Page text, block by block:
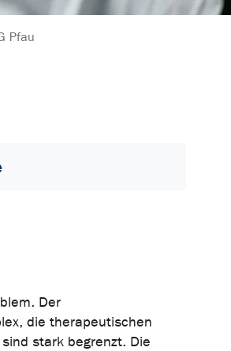
Pfau
Der
die therapeutischen
stark begrenzt. Die